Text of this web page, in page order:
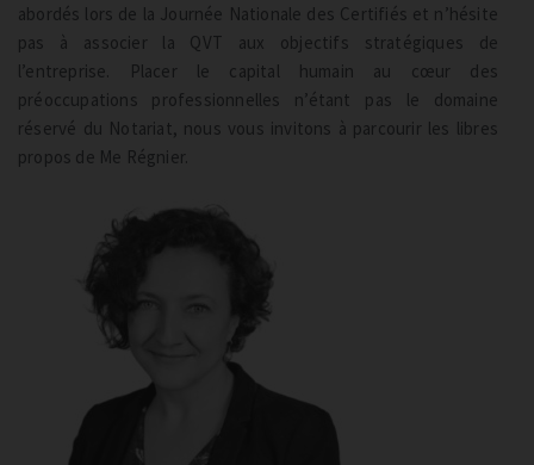
abordés lors de la Journée Nationale des Certifiés et n’hésite
pas à associer la QVT aux objectifs stratégiques de
l’entreprise. Placer le capital humain au cœur des
préoccupations professionnelles n’étant pas le domaine
réservé du Notariat, nous vous invitons à parcourir les libres
propos de Me Régnier.